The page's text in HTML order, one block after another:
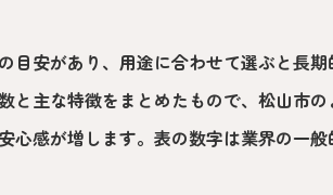
目安があり、用途に合わせて選ぶと長
と主な特徴をまとめたもので、松山市の
心感が増します。表の数字は業界の一